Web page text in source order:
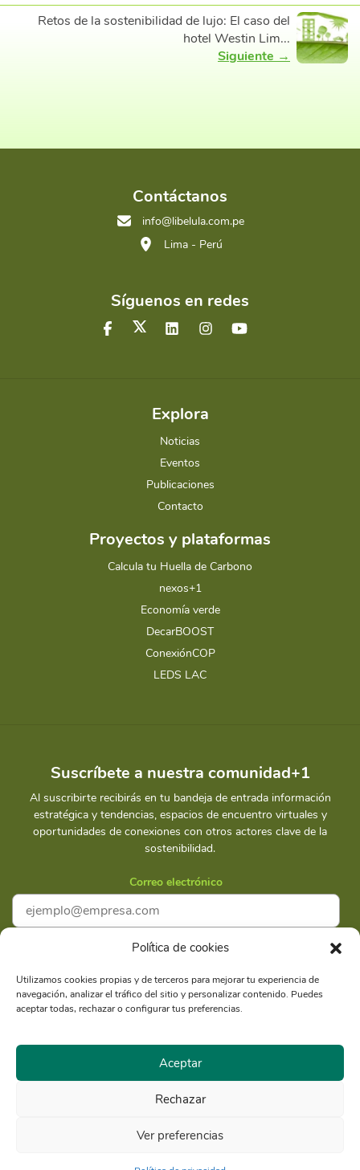
Política de cookies
Utilizamos cookies propias y de terceros para mejorar tu experiencia de
navegación, analizar el tráfico del sitio y personalizar contenido. Puedes
aceptar todas, rechazar o configurar tus preferencias.
Aceptar
Rechazar
Ver preferencias
Retos de la sostenibilidad de lujo: El caso del
hotel Westin Lim...
Siguiente →
Contáctanos
info@libelula.com.pe
Lima - Perú
Síguenos en redes
Explora
Noticias
Eventos
Publicaciones
Contacto
Proyectos y plataformas
Calcula tu Huella de Carbono
nexos+1
Economía verde
DecarBOOST
ConexiónCOP
LEDS LAC
Suscríbete a nuestra comunidad+1
Al suscribirte recibirás en tu bandeja de entrada información
estratégica y tendencias, espacios de encuentro virtuales y
oportunidades de conexiones con otros actores clave de la
sostenibilidad.
Correo electrónico
Suscríbete
Razón Social: Libélula Comunicación Ambiente y